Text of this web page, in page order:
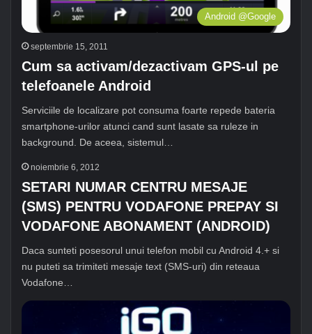
Android @Google
septembrie 15, 2011
Cum sa activam/dezactivam GPS-ul pe
telefoanele Android
Serviciile de localizare pot consuma foarte repede bateria
smartphone-urilor atunci cand sunt lasate sa ruleze in
background. De aceea, sistemul…
noiembrie 6, 2012
SETARI NUMAR CENTRU MESAJE
(SMS) PENTRU VODAFONE PREPAY SI
VODAFONE ABONAMENT (ANDROID)
Daca sunteti posesorul unui telefon mobil cu Android 4.+ si
nu puteti sa trimiteti mesaje text (SMS-uri) din reteaua
Vodafone…